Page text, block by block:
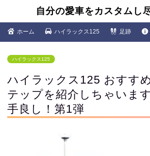
自分の愛車をカスタムし
ホーム ハイラックス125 足跡
ハイラックス125
ハイラックス125 おすす
テップを紹介しちゃいま
手良し！第1弾